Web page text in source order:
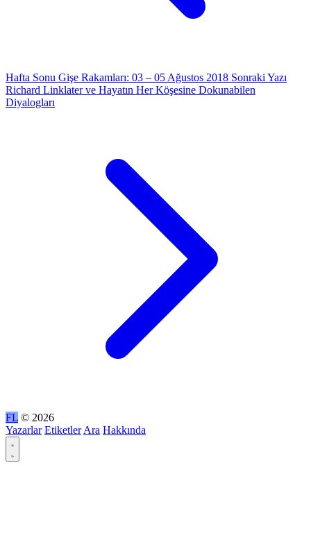
Hafta Sonu Gişe Rakamları: 03 – 05 Ağustos 2018 Sonraki Yazı
Richard Linklater ve Hayatın Her Köşesine Dokunabilen
Diyalogları
FL © 2026
Yazarlar Etiketler Ara Hakkında